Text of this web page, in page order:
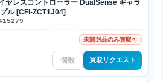
ヤレスコントローラー DualSense ギャラ
ル [CFI-ZCT1J04]
未開封品のみ買取可
買取リクエスト